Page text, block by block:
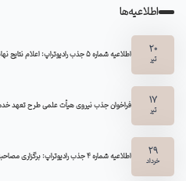
اطلاعیه‌ها
20
تیر اطلاعیه شماره 5 جذب رادیوتراپ: اعلام نتایج نهایی کارشناس رادیوتراپی
17
تیر فراخوان جذب نیروی هیأت علمی طرح تعهد
29
خرداد اطلاعیه شماره ۴ جذب رادیوتراپ: برگزاری مصاحبه تخصصی